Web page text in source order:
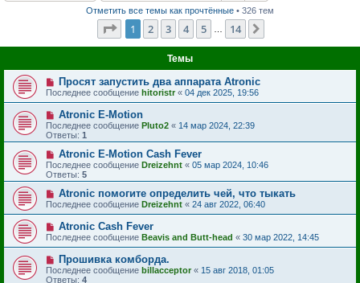
Отметить все темы как прочтённые • 326 тем
Страница из 14
1 2 3 4 5 14
Темы
Просят запустить два аппарата Atronic
Последнее сообщение hitoristr« 04 дек 2025, 19:56
Atronic E-Motion
Последнее сообщение Pluto2 « 14 мар 2024, 22:39
Ответы: 1
Atronic E-Motion Cash Fever
Последнее сообщение Dreizehnt « 05 мар 2024, 10:46
Ответы: 5
Atronic помогите определить чей, что тыкать
Последнее сообщение Dreizehnt « 24 авг 2022, 06:40
Atronic Cash Fever
Последнее сообщение Beavis and Butt-head « 30 мар 2022, 14:45
Прошивка комборда.
Последнее сообщение billacceptor « 15 авг 2018, 01:05
Ответы: 4